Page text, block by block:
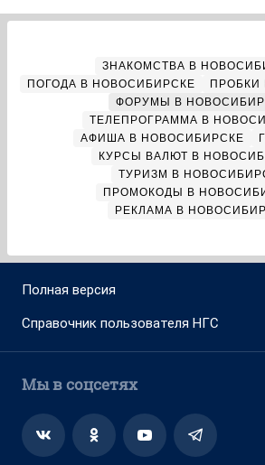
ЗНАКОМСТВА В
ПОГОДА В НОВОСИБИРСКЕ
ПРОБКИ
ФОРУМЫ В
ТЕЛЕПРОГРАММА В
АФИША В НОВОСИБИРСКЕ
КУРСЫ ВАЛЮТ В
ТУРИЗМ В
ПРОМОКОДЫ В
РЕКЛАМА В
Полная версия
Справочник пользователя НГС
Мы в соцсетях